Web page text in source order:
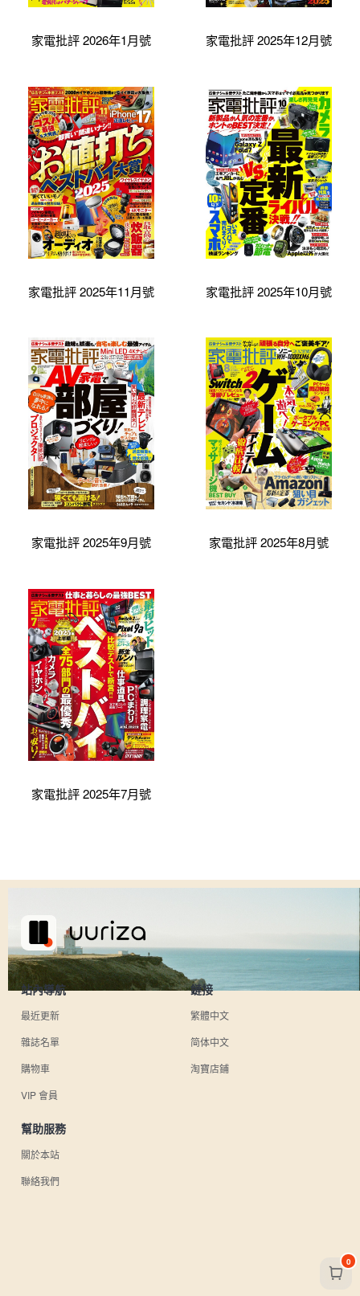
家電批評 2026年1月號 家電批評 2025年12月號
家電批評 2025年11月號 家電批評 2025年10月號
家電批評 2025年9月號 家電批評 2025年8月號
家電批評 2025年7月號
站內導航
最近更新
雜誌名單
購物車
VIP 會員
鏈接
繁體中文
简体中文
淘寶店鋪
幫助服務
關於本站
聯絡我們
0